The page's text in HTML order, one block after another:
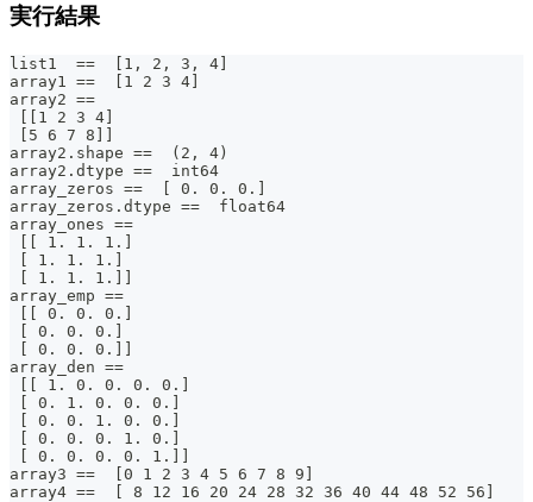
実行結果
list1  ==  [1, 2, 3, 4]
array1 ==  [1 2 3 4]
array2 ==
[[1 2 3 4]
[5 6 7 8]]
array2.shape ==  (2, 4)
array2.dtype ==  int64
array_zeros ==  [ 0. 0. 0.]
array_zeros.dtype ==  float64
array_ones ==
[[ 1. 1. 1.]
[ 1. 1. 1.]
[ 1. 1. 1.]]
array_emp ==
[[ 0. 0. 0.]
[ 0. 0. 0.]
[ 0. 0. 0.]]
array_den ==
[[ 1. 0. 0. 0. 0.]
[ 0. 1. 0. 0. 0.]
[ 0. 0. 1. 0. 0.]
[ 0. 0. 0. 1. 0.]
[ 0. 0. 0. 0. 1.]]
array3 ==  [0 1 2 3 4 5 6 7 8 9]
array4 ==  [ 8 12 16 20 24 28 32 36 40 44 48 52 56]